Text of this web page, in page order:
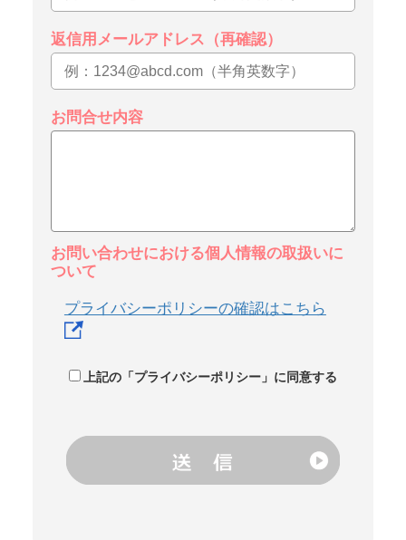
返信用メールアドレス（再確認）
お問合せ内容
お問い合わせにおける個人情報の取扱いに
ついて
プライバシーポリシーの確認はこちら
上記の「プライバシーポリシー」に同意する